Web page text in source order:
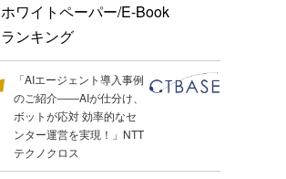
ホワイトペーパー/E-Book
ランキング
「AIエージェント導入事例
のご紹介――AIが仕分け、
ボットが応対 効率的なセ
ンター運営を実現！」NTT
テクノクロス